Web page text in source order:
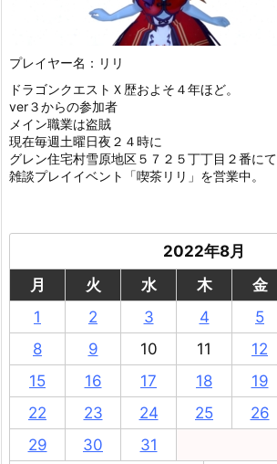
プレイヤー名：リリ
ドラゴンクエストＸ歴およそ４年ほど。
ver３からの参加者
メイン職業は盗賊
現在毎週土曜日夜２４時に
グレン住宅村雪原地区５７２５丁丁目２番にて
雑談プレイイベント「喫茶リリ」を営業中。
2022年8月
月
火 水 木 金
1
2 3 4 5
8
9 10 11 12
15
16 17 18 19
22
23 24 25 26
29
30 31